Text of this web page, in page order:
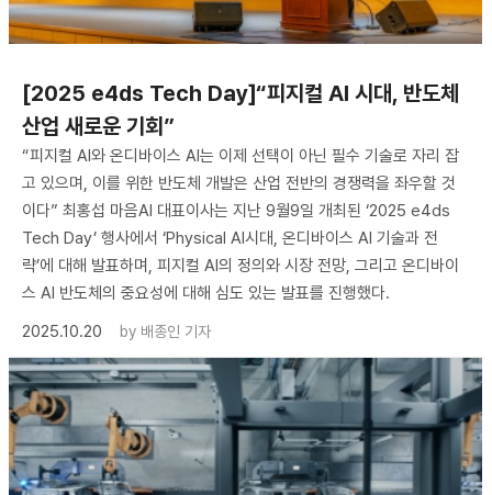
[2025 e4ds Tech Day]“피지컬 AI 시대, 반도체
산업 새로운 기회”
“피지컬 AI와 온디바이스 AI는 이제 선택이 아닌 필수 기술로 자리 잡
고 있으며, 이를 위한 반도체 개발은 산업 전반의 경쟁력을 좌우할 것
이다” 최홍섭 마음AI 대표이사는 지난 9월9일 개최된 ‘2025 e4ds
Tech Day’ 행사에서 ‘Physical AI시대, 온디바이스 AI 기술과 전
략’에 대해 발표하며, 피지컬 AI의 정의와 시장 전망, 그리고 온디바이
스 AI 반도체의 중요성에 대해 심도 있는 발표를 진행했다.
2025.10.20
by 배종인 기자